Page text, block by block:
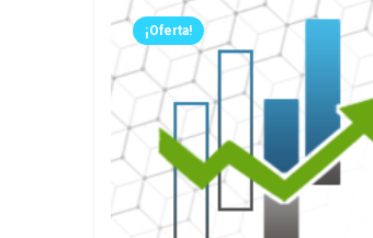
¡Oferta!